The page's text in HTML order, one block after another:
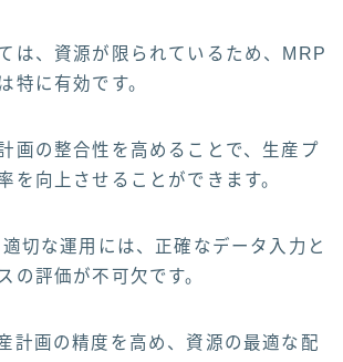
は、資源が限られているため、MRP
特に有効です。
画の整合性を高めることで、生産プ
を向上させることができます。
切な運用には、正確なデータ入力と
の評価が不可欠です。
計画の精度を高め、資源の最適な配